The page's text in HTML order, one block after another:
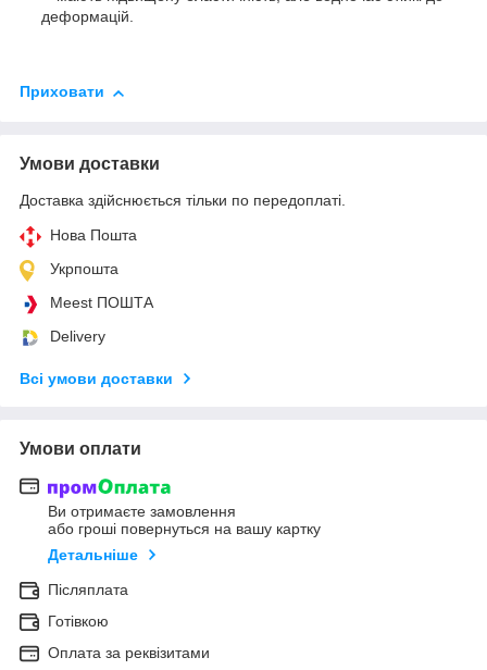
деформацій.
Приховати
Умови доставки
Доставка здійснюється тільки по передоплаті.
Нова Пошта
Укрпошта
Meest ПОШТА
Delivery
Всі умови доставки
Умови оплати
Ви отримаєте замовлення
або гроші повернуться на вашу картку
Детальніше
Післяплата
Готівкою
Оплата за реквізитами